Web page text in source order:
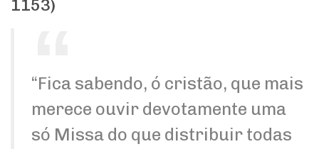
1153)
“Fica sabendo, ó cristão, que mais
merece ouvir devotamente uma
só Missa do que distribuir todas